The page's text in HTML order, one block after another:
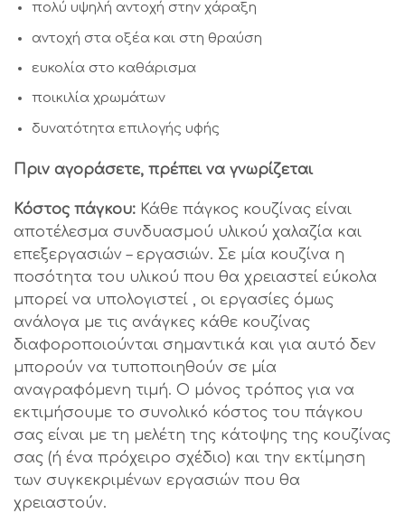
πολύ υψηλή αντοχή στην χάραξη
αντοχή στα οξέα και στη θραύση
ευκολία στο καθάρισμα
ποικιλία χρωμάτων
δυνατότητα επιλογής υφής
Πριν αγοράσετε, πρέπει να γνωρίζεται
Κόστος πάγκου: Κάθε πάγκος κουζίνας είναι
αποτέλεσμα συνδυασμού υλικού χαλαζία και
επεξεργασιών – εργασιών. Σε μία κουζίνα η
ποσότητα του υλικού που θα χρειαστεί εύκολα
μπορεί να υπολογιστεί , οι εργασίες όμως
ανάλογα με τις ανάγκες κάθε κουζίνας
διαφοροποιούνται σημαντικά και για αυτό δεν
μπορούν να τυποποιηθούν σε μία
αναγραφόμενη τιμή. Ο μόνος τρόπος για να
εκτιμήσουμε το συνολικό κόστος του πάγκου
σας είναι με τη μελέτη της κάτοψης της κουζίνας
σας (ή ένα πρόχειρο σχέδιο) και την εκτίμηση
των συγκεκριμένων εργασιών που θα
χρειαστούν.